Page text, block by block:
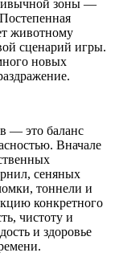
зоны —
животному
сценарий игры.
новых
— это баланс
Вначале
сеняных
тоннели и
конкретного
чистоту и
и здоровье